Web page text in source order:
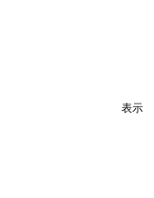
表示